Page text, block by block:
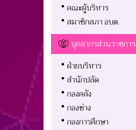
คณะผู้บริหาร
สมาชิกสภา อบต.
บุคลากรส่วนราชการ
ฝ่ายบริหาร
สำนักปลัด
กองคลัง
กองช่าง
กองการศึกษา